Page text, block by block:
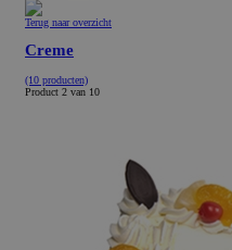
Terug naar overzicht
Creme
(10 producten)
Product 2 van 10